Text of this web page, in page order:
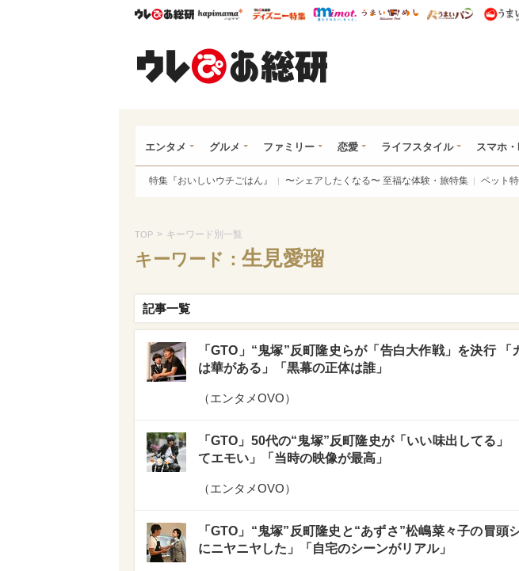
ウレぴあ総研ハピママ* ウレぴあ総研 ディズニー特集
mimot. うまいめし うまい
エンタメ グルメ ファミリー 恋愛 ライフスタイル スマホ
特集『おいしいウチごはん』 〜シェアしたくなる〜 至福な体験・旅特集 ペット
TOP > キーワード別一覧
キーワード： 生見愛瑠
記事一覧
「GTO」“鬼塚”反町隆史らが「告白大作戦」を決行
は華がある」「黒幕の正体は誰」
（エンタメOVO）
「GTO」50代の“鬼塚”反町隆史が「いい味出してる」
てエモい」「当時の映像が最高」
（エンタメOVO）
「GTO」“鬼塚”反町隆史と“あずさ”松嶋菜々子の冒頭
にニヤニヤした」「自宅のシーンがリアル」